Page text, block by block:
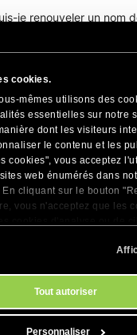
cookies.
mêmes utilisons des
essentielles sur notre
dont les visiteurs
le contenu et les
cookies", vous acceptez
web énumérés dans
En cliquant sur le bouton
vous n'acceptez que les
. Vous pouvez
Tout autoriser
Personnaliser
je renouveler un nom
personnelles
la base de données
mon nom de domaine ?
un nom de domaine
mon nom de
laisser expirer le forfait
de domaine puis-
domaine est en